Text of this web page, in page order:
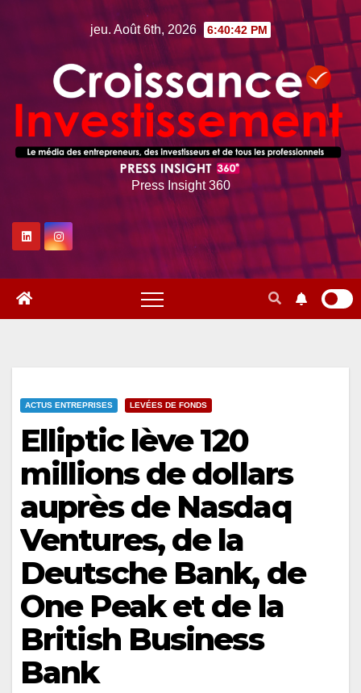
jeu. Août 6th, 2026 6:40:43 PM
Press Insight 360
ACTUS ENTREPRISES LEVÉES DE FONDS
Elliptic lève 120
millions de dollars
auprès de Nasdaq
Ventures, de la
Deutsche Bank, de
One Peak et de la
British Business
Bank